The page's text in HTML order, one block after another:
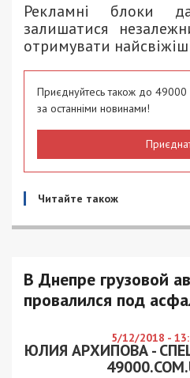
Рекламні блоки
залишатися
отримувати
Приєднуйтесь також до 49000
за останніми новинами!
Читайте також
В Днепре грузовой
провалился под
5/12/2018 -
ЮЛИЯ АРХИПОВА -